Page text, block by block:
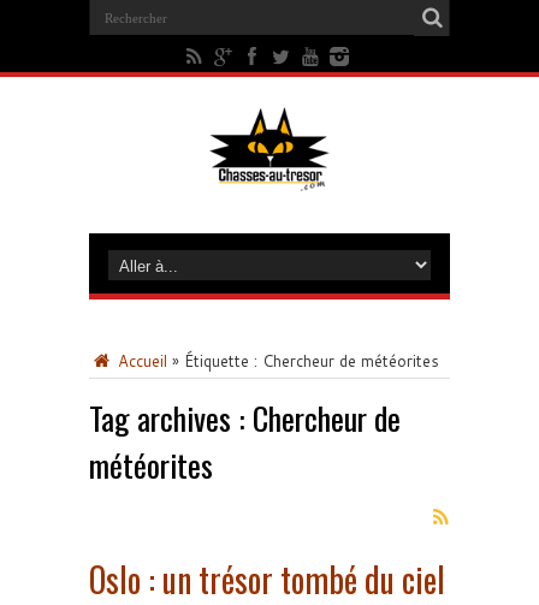
Accueil » Étiquette : Chercheur de météorites
Tag archives : Chercheur de
météorites
Oslo : un trésor tombé du ciel